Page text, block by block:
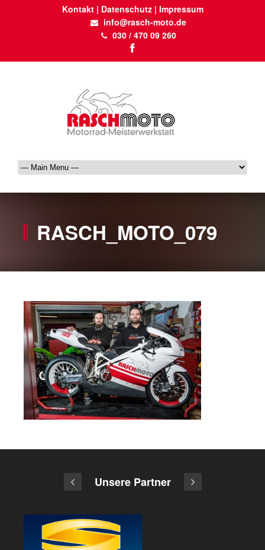
Kontakt| Datenschutz| Impressum
info@rasch-moto.de
030 / 470 09 260
RASCH_MOTO_079
Unsere Partner